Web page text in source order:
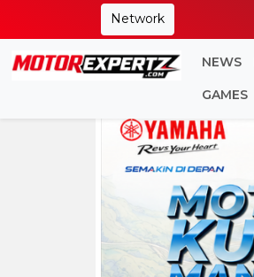
Network
NEWS
GAMES